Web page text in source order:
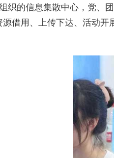
织的信息集散中心，党、
借用、上传下达、活动开